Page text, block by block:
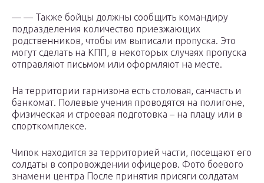
— — Также бойцы должны сообщить командиру
подразделения количество приезжающих
родственников, чтобы им выписали пропуска. Это
могут сделать на КПП, в некоторых случаях пропуска
отправляют письмом или оформляют на месте.
На территории гарнизона есть столовая, санчасть и
банкомат. Полевые учения проводятся на полигоне,
физическая и строевая подготовка – на плацу или в
спорткомплексе.
Чипок находится за территорией части, посещают его
солдаты в сопровождении офицеров. Фото боевого
знамени центра После принятия присяги солдатам